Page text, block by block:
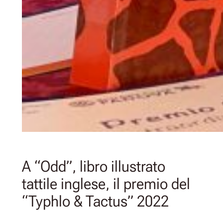
A “Odd”, libro illustrato
tattile inglese, il premio del
“Typhlo & Tactus” 2022